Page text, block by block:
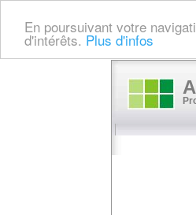
En poursuivant votre
d'intérêts. Plus d'infos